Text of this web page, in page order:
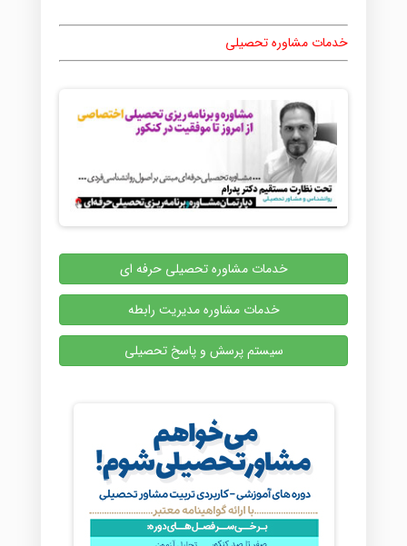
خدمات مشاوره تحصیلی
خدمات مشاوره تحصیلی حرفه ای
خدمات مشاوره مدیریت رابطه
سیستم پرسش و پاسخ تحصیلی